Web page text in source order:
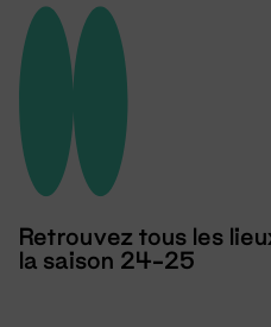
Retrouvez tous les
la saison 24-25